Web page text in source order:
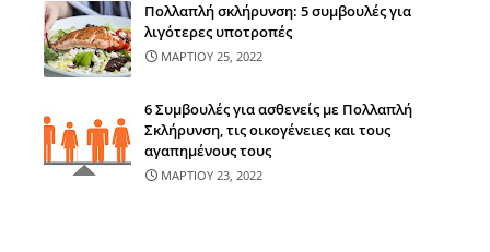
Πολλαπλή σκλήρυνση: 5 συμβουλές για
λιγότερες υποτροπές
ΜΑΡΤΙΟΥ 25, 2022
6 Συμβουλές για ασθενείς με Πολλαπλή
Σκλήρυνση, τις οικογένειες και τους
αγαπημένους τους
ΜΑΡΤΙΟΥ 23, 2022